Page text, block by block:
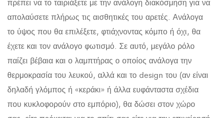
απολαύσετε πλήρως τις αισθητικές του αρετές. Ανάλογα
το ύψος που θα επιλέξετε, φτιάχνοντας κόμπο ή όχι, θα
έχετε και τον ανάλογο φωτισμό. Σε αυτό, μεγάλο ρόλο
παίζει βέβαια και ο λαμπτήρας ο οποίος ανάλογα την
θερμοκρασία του λευκού, αλλά και το design του (αν είναι
δηλαδή γλόμπος ή «κεράκι» ή άλλα ευφάνταστα σχέδια
που κυκλοφορούν στο εμπόριο), θα δώσει στον χώρο